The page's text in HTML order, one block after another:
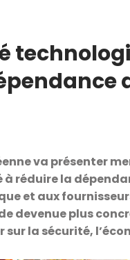
va présenter
réduire la
et aux
devenue plus
sur la sécurité,